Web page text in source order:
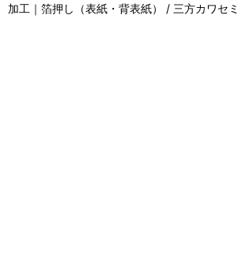
加工｜箔押し（表紙・背表紙） / 三方カワセ